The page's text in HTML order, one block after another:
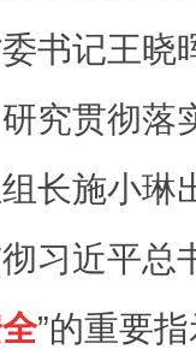
书记王晓
究贯彻落
长施小琳
习近平总
”的重要